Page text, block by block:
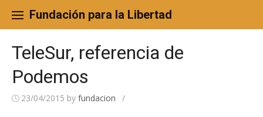
content
Fundación para la Libertad
TeleSur, referencia de
Podemos
23/04/2015 by fundacion /